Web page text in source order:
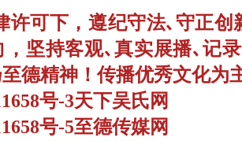
许可下，遵纪守法､守正创
坚持客观､真实展播､记
德精神！传播优秀文化为
号-3天下吴氏网
号-5至德传媒网